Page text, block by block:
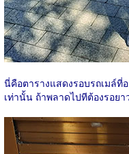
นี่คือตารางแสดงรอบรถเมล์ที่
เท่านั้น ถ้าพลาดไปทีต้องรอย